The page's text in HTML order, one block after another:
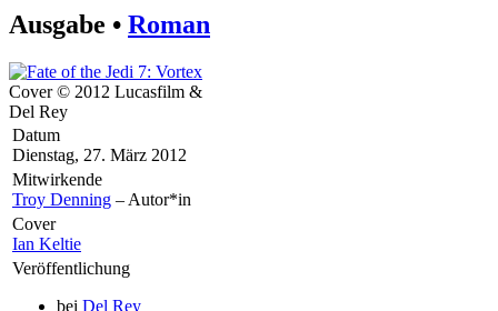
Ausgabe • Roman
Cover © 2012 Lucasfilm &
Del Rey
Datum
Dienstag, 27. März 2012
Mitwirkende
Troy Denning – Autor*in
Cover
Ian Keltie
Veröffentlichung
bei Del Rey